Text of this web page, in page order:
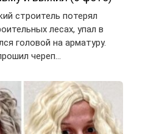
строитель потерял
лесах, упал в
головой на арматуру.
череп…